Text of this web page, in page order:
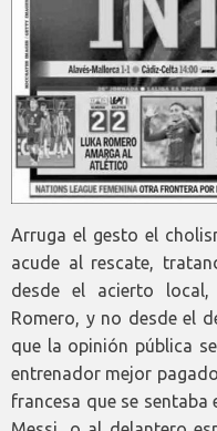
Arruga el gesto el
acude al rescate,
desde el acierto
Romero, y no desde el
que la opinión pública
entrenador mejor
francesa que se sentaba